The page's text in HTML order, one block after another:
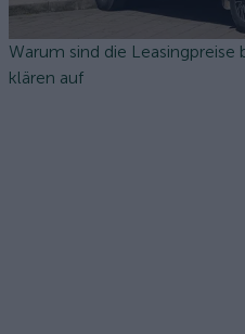
Warum sind die
klären auf